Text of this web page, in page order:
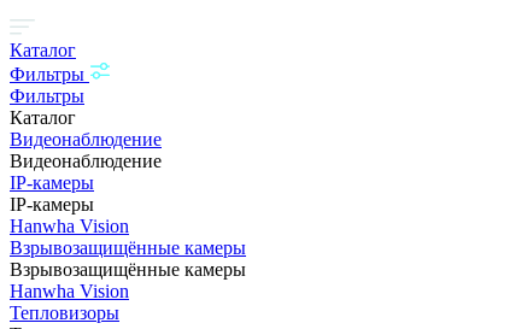
Каталог
Фильтры
Фильтры
Каталог
Видеонаблюдение
Видеонаблюдение
IP-камеры
IP-камеры
Hanwha Vision
Взрывозащищённые камеры
Взрывозащищённые камеры
Hanwha Vision
Тепловизоры